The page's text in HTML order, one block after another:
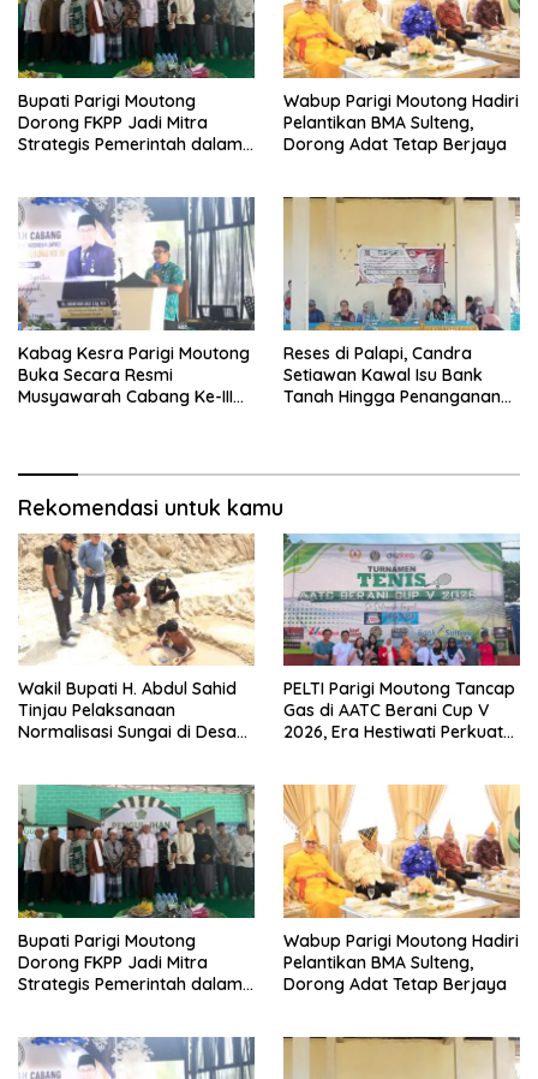
Bupati Parigi Moutong
Dorong FKPP Jadi Mitra
Strategis Pemerintah dalam
Wabup Parigi Moutong Hadiri
Pelantikan BMA Sulteng,
Dorong Adat Tetap Berjaya
Kabag Kesra Parigi Moutong
Buka Secara Resmi
Musyawarah Cabang Ke-III
Reses di Palapi, Candra
Setiawan Kawal Isu Bank
Tanah Hingga Penanganan
Rekomendasi untuk kamu
Wakil Bupati H. Abdul Sahid
Tinjau Pelaksanaan
Normalisasi Sungai di Desa
PELTI Parigi Moutong Tancap
Gas di AATC Berani Cup V
2026, Era Hestiwati Perkuat
Bupati Parigi Moutong
Dorong FKPP Jadi Mitra
Strategis Pemerintah dalam
Wabup Parigi Moutong Hadiri
Pelantikan BMA Sulteng,
Dorong Adat Tetap Berjaya